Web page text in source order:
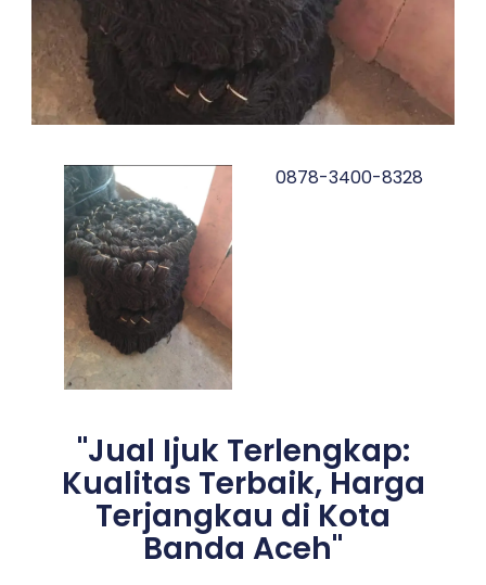
0878-3400-8328
"Jual Ijuk Terlengkap:
Kualitas Terbaik, Harga
Terjangkau di Kota
Banda Aceh"